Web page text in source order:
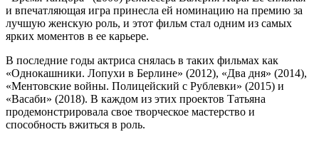
и впечатляющая игра принесла ей номинацию на премию за
лучшую женскую роль, и этот фильм стал одним из самых
ярких моментов в ее карьере.
В последние годы актриса снялась в таких фильмах как
«Однокашники. Лопухи в Берлине» (2012), «Два дня» (2014),
«Ментовские войны. Полицейский с Рублевки» (2015) и
«Васаби» (2018). В каждом из этих проектов Татьяна
продемонстрировала свое творческое мастерство и
способность вжиться в роль.